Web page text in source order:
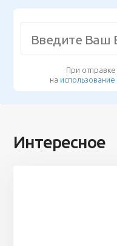
При
на
Интересное